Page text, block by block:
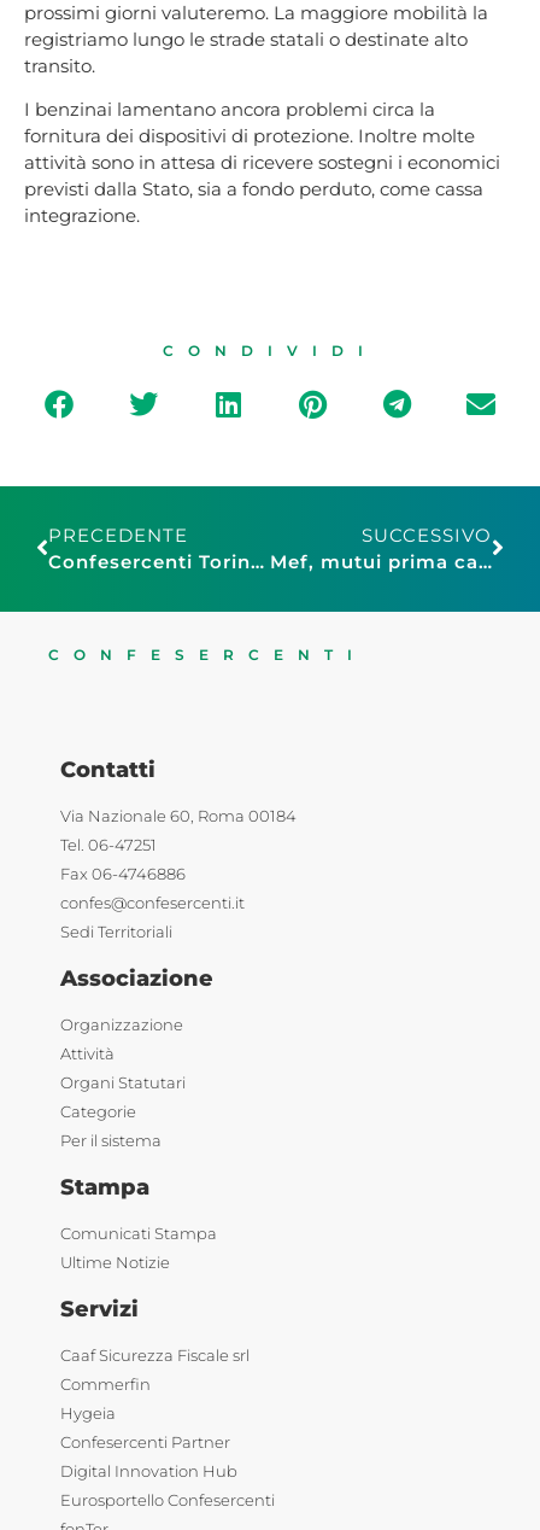
prossimi giorni valuteremo. La maggiore mobilità la
registriamo lungo le strade statali o destinate alto
transito.
I benzinai lamentano ancora problemi circa la
fornitura dei dispositivi di protezione. Inoltre molte
attività sono in attesa di ricevere sostegni i economici
previsti dalla Stato, sia a fondo perduto, come cassa
integrazione.
CONDIVIDI
PRECEDENTE
Confesercenti Torino alla Regione: “Bene il contributo di 2.500 euro, ma ora lo si estenda alle attività escluse”
SUCCESSIVO
Mef, mutui prima casa: ampliata la platea dei beneficiari della sospensione delle rate
CONFESERCENTI
Contatti
Via Nazionale 60, Roma 00184
Tel. 06-47251
Fax 06-4746886
confes@confesercenti.it
Sedi Territoriali
Associazione
Organizzazione
Attività
Organi Statutari
Categorie
Per il sistema
Stampa
Comunicati Stampa
Ultime Notizie
Servizi
Caaf Sicurezza Fiscale srl
Commerfin
Hygeia
Confesercenti Partner
Digital Innovation Hub
Eurosportello Confesercenti